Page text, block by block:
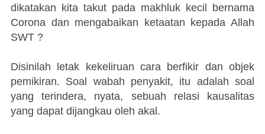
dikatakan kita takut pada makhluk kecil bernama
Corona dan mengabaikan ketaatan kepada Allah
SWT ?
Disinilah letak kekeliruan cara berfikir dan objek
pemikiran. Soal wabah penyakit, itu adalah soal
yang terindera, nyata, sebuah relasi kausalitas
yang dapat dijangkau oleh akal.